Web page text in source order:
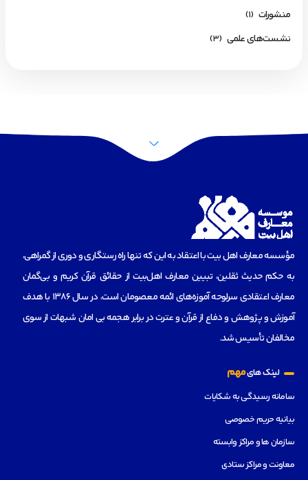
منشورات (1)
نشست‌های علمی (3)
مؤسسه‌ معارف اهل بیت با اعتقاد به این که تنها راه رستگاری و دوری از گمراهی،
به حکم حدیث ثقلین، تبیین معارف اهل‌بیت از حقائق قرآن کریم و بی‌گمان
معارف اعتقادی سرلوحه آموزه‌های ائمه معصومان است، در سال 1386 با هدف
آموزش و پژوهش و دفاع از قرآن و عترت در برابر هجمه بی امان شبهات از سوی
مخالفان تأسیس شد.
لینک هایمهم
سامانه رسیدگی به شکایات
بیانیه حریم خصوصی
سازمان ها و مراکز وابسته
معاونت و مراکز ستادی